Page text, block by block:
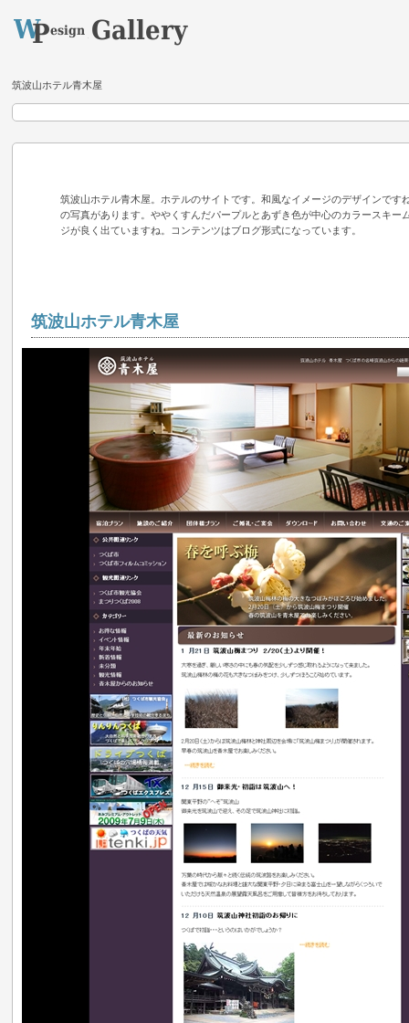
筑波山ホテル青木屋
筑波山ホテル青木屋。ホテルのサイトです。和風なイメージのデザインです
の写真があります。ややくすんだパープルとあずき色が中心のカラースキー
ジが良く出ていますね。コンテンツはブログ形式になっています。
筑波山ホテル青木屋